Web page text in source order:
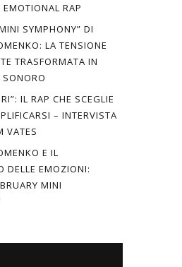
RAP
SYMPHONY” DI
LA TENSIONE
TRASFORMATA IN
IL RAP CHE SCEGLIE
– INTERVISTA
VATES
E IL
DELLE EMOZIONI:
MINI